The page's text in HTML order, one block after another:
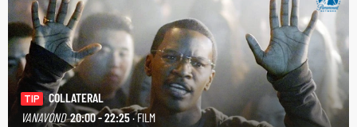
TIP
COLLATERAL
VANAVOND 20:00 - 22:25· FILM